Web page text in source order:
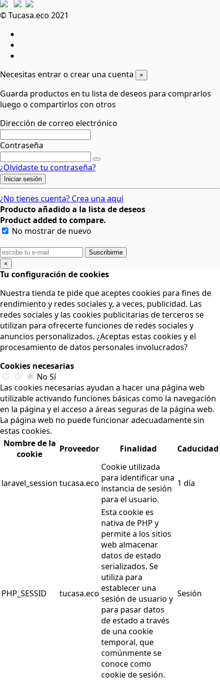
© Tucasa.eco 2021
Necesitas entrar o crear una cuenta ×
Guarda productos en tu lista de deseos para comprarlos
luego o compartirlos con otros
Dirección de correo electrónico
Contraseña
¿Olvidaste tu contraseña?
Iniciar sesión
¿No tienes cuenta? Crea una aquí
Producto añadido a la lista de deseos
Product added to compare.
No mostrar de nuevo
Suscribirme
×
Tu configuración de cookies
Nuestra tienda te pide que aceptes cookies para fines de
rendimiento y redes sociales y, a veces, publicidad. Las
redes sociales y las cookies publicitarias de terceros se
utilizan para ofrecerte funciones de redes sociales y
anuncios personalizados. ¿Aceptas estas cookies y el
procesamiento de datos personales involucrados?
Cookies necesarias
No Sí
Las cookies necesarias ayudan a hacer una página web
utilizable activando funciones básicas como la navegación
en la página y el acceso a áreas seguras de la página web.
La página web no puede funcionar adecuadamente sin
estas cookies.
Nombre de la
cookie
Proveedor Finalidad Caducidad
laravel_session tucasa.eco
Cookie utilizada
para identificar una
instancia de sesión
para el usuario.
1 día
PHP_SESSID tucasa.eco
Esta cookie es
nativa de PHP y
permite a los sitios
web almacenar
datos de estado
serializados. Se
utiliza para
establecer una
sesión de usuario y
para pasar datos
de estado a través
de una cookie
temporal, que
comúnmente se
conoce como
cookie de sesión.
Sesión